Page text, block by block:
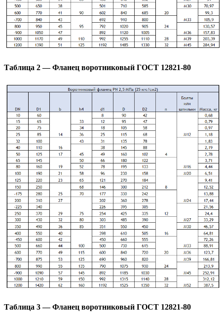
Таблица 2 — Фланец воротниковый ГОСТ 12821-80
Таблица 3 — Фланец воротниковый ГОСТ 12821-80